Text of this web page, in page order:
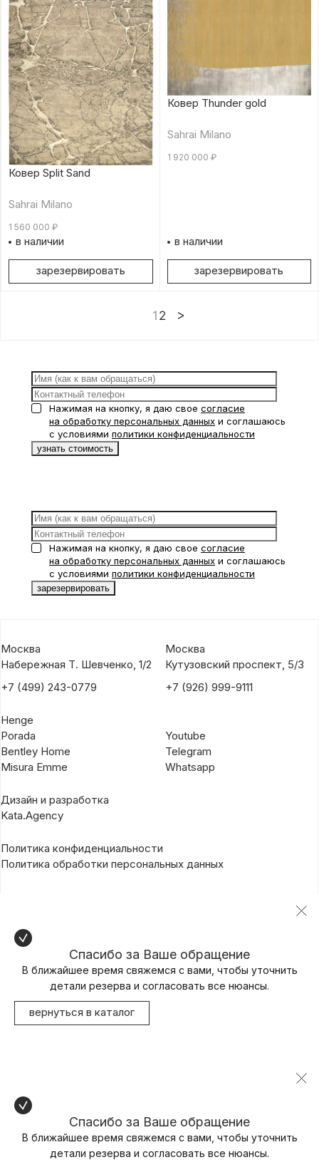
Ковер Split Sand
Sahrai Milano
1 560 000 ₽
в наличии
зарезервировать
Ковер Thunder gold
Sahrai Milano
1 920 000 ₽
в наличии
зарезервировать
1 2
Нажимая на кнопку, я даю свое согласие
на обработку персональных данных и соглашаюсь
с условиями политики конфиденциальности
Нажимая на кнопку, я даю свое согласие
на обработку персональных данных и соглашаюсь
с условиями политики конфиденциальности
Москва
Набережная Т. Шевченко, 1/2
+7 (499) 243-0779
Москва
Кутузовский проспект, 5/3
+7 (926) 999-9111
Henge
Porada
Bentley Home
Misura Emme
Youtube
Telegram
Whatsapp
Дизайн и разработка
Kata.Agency
Политика конфиденциальности
Политика обработки персональных данных
Спасибо за Ваше обращение
В ближайшее время свяжемся с вами, чтобы уточнить
детали резерва и согласовать все нюансы.
вернуться в каталог
Спасибо за Ваше обращение
В ближайшее время свяжемся с вами, чтобы уточнить
детали резерва и согласовать все нюансы.